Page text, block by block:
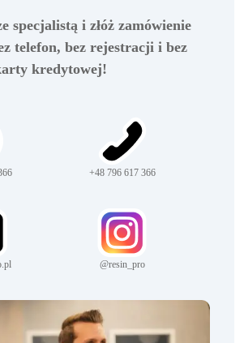
specjalistą i złóż zamówienie
telefon, bez rejestracji i bez
kredytowej!
+48 796 617 366
@resin_pro